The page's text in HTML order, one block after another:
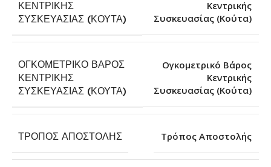
ΚΕΝΤΡΙΚΉΣ
ΣΥΣΚΕΥΑΣΊΑΣ (ΚΟΎΤΑ)
Κεντρικής
Συσκευασίας (Κούτα)
ΟΓΚΟΜΕΤΡΙΚΌ ΒΆΡΟΣ
ΚΕΝΤΡΙΚΉΣ
ΣΥΣΚΕΥΑΣΊΑΣ (ΚΟΎΤΑ)
Ογκομετρικό Βάρος
Κεντρικής
Συσκευασίας (Κούτα)
ΤΡΌΠΟΣ ΑΠΟΣΤΟΛΉΣ Τρόπος Αποστολής